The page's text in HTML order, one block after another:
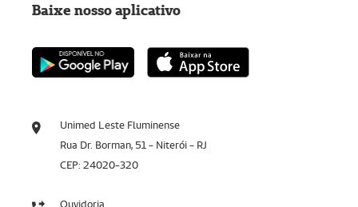
Unimed Leste Fluminense
Rua Dr. Borman, 51 - Niterói - RJ
CEP: 24020-320
Baixe nosso aplicativo